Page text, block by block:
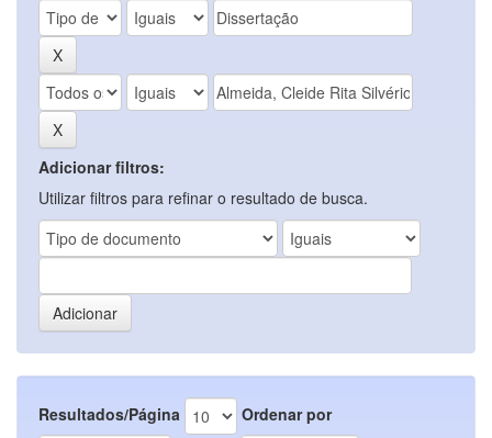
Adicionar filtros:
Utilizar filtros para refinar o resultado de busca.
Resultados/Página Ordenar por